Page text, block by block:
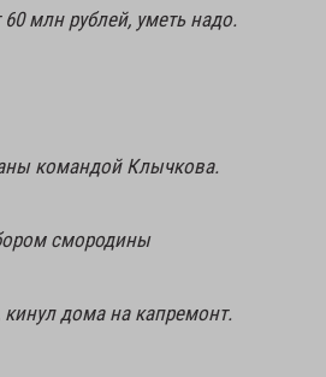
60 млн рублей, уметь надо.
командой Клычкова.
смородины
кинулдома на капремонт.